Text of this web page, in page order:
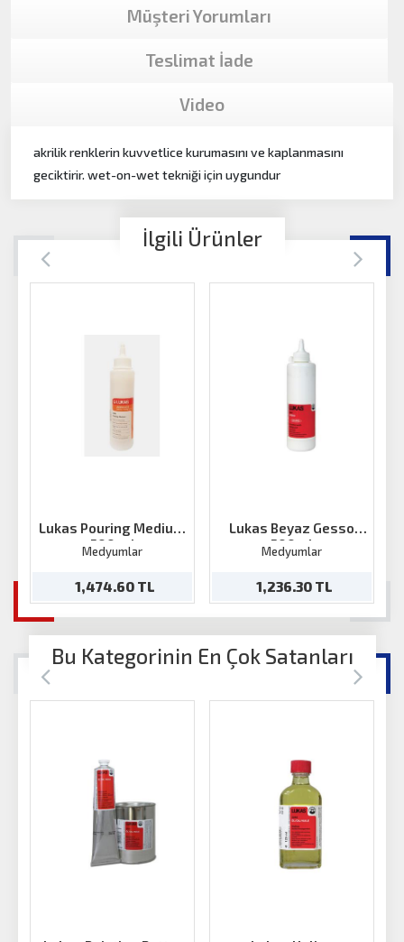
Müşteri Yorumları
Teslimat İade
Video
akrilik renklerin kuvvetlice kurumasını ve kaplanmasını
geciktirir. wet-on-wet tekniği için uygundur
İlgili Ürünler
Lukas Pouring Medium
500 ml
Medyumlar
1,474.60 TL
Lukas Beyaz Gesso
500ml
Medyumlar
1,236.30 TL
Bu Kategorinin En Çok Satanları